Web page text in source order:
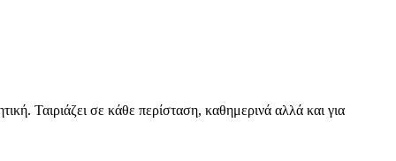
Ταιριάζει σε κάθε περίσταση, καθημερινά αλλά και για